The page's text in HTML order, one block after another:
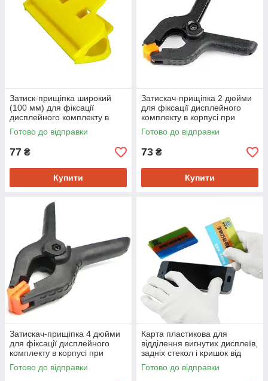
Затиск-прищіпка широкий
(100 мм) для фіксації
дисплейного комплекту в
корпусі при склеюванні
(A12884)
Готово до відправки
77 ₴
Купити
Затискач-прищіпка 2 дюйми
для фіксації дисплейного
комплекту в корпусі при
склеюванні (A16377)
Готово до відправки
73 ₴
Купити
Затискач-прищіпка 4 дюйми
для фіксації дисплейного
комплекту в корпусі при
склеюванні (A13141)
Готово до відправки
Карта пластикова для
відділення вигнутих дисплеїв,
задніх стекол і кришок від
рамки, товщина 0.1 мм
(A17089)
Готово до відправки